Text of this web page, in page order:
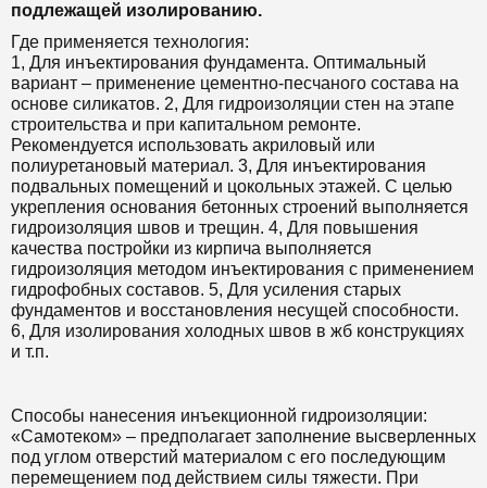
подлежащей изолированию.
Где применяется технология:
1, Для инъектирования фундамента. Оптимальный
вариант – применение цементно-песчаного состава на
основе силикатов. 2, Для гидроизоляции стен на этапе
строительства и при капитальном ремонте.
Рекомендуется использовать акриловый или
полиуретановый материал. 3, Для инъектирования
подвальных помещений и цокольных этажей. С целью
укрепления основания бетонных строений выполняется
гидроизоляция швов и трещин. 4, Для повышения
качества постройки из кирпича выполняется
гидроизоляция методом инъектирования с применением
гидрофобных составов. 5, Для усиления старых
фундаментов и восстановления несущей способности.
6, Для изолирования холодных швов в жб конструкциях
и т.п.
Способы нанесения инъекционной гидроизоляции:
«Самотеком» – предполагает заполнение высверленных
под углом отверстий материалом с его последующим
перемещением под действием силы тяжести. При